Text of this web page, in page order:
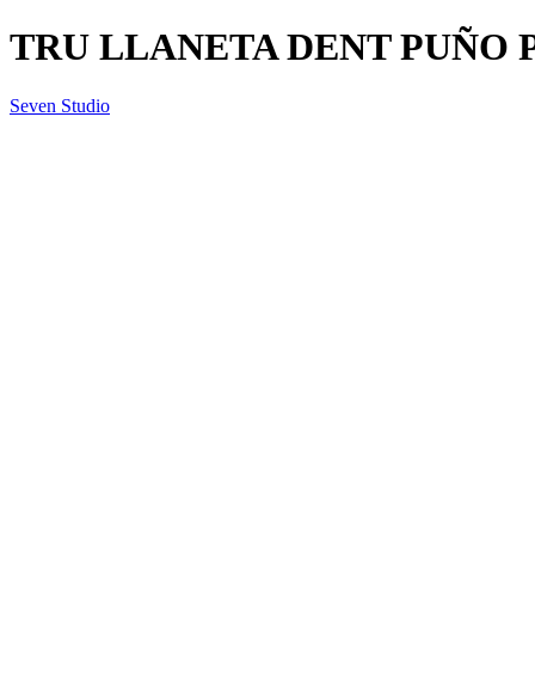
TRU LLANETA DENT PUÑO
Seven Studio